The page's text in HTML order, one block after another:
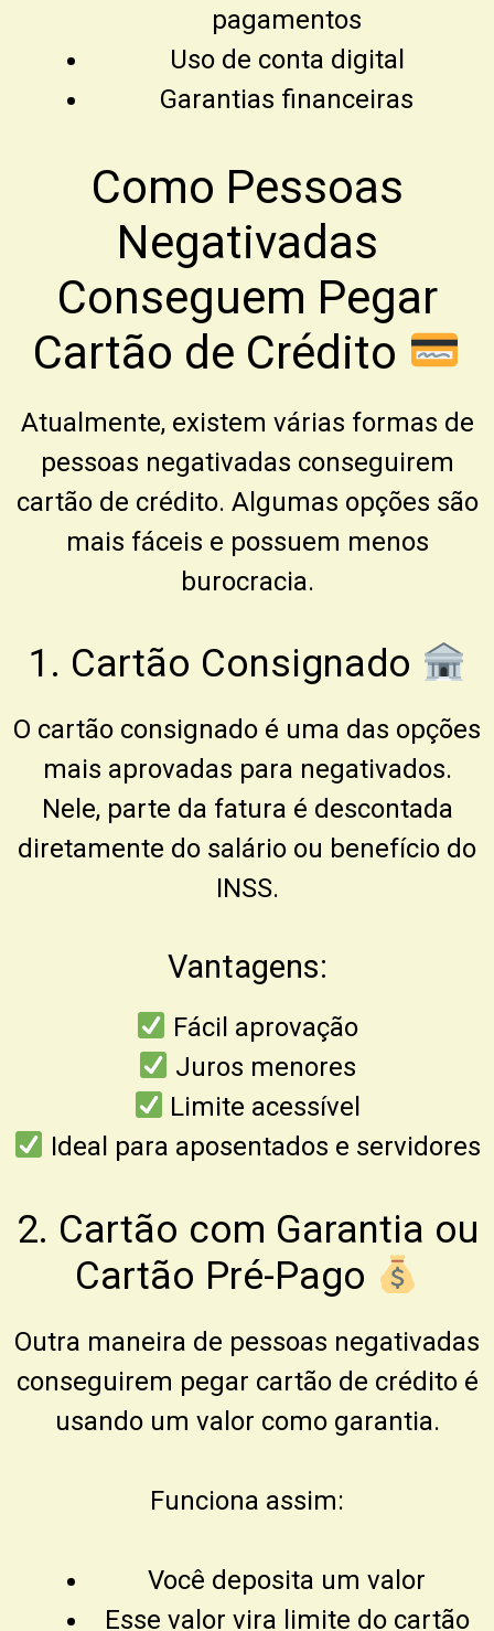
pagamentos
Uso de conta digital
Garantias financeiras
Como Pessoas
Negativadas
Conseguem Pegar
Cartão de Crédito
Atualmente, existem várias formas de
pessoas negativadas conseguirem
cartão de crédito. Algumas opções são
mais fáceis e possuem menos
burocracia.
1. Cartão Consignado
O cartão consignado é uma das opções
mais aprovadas para negativados.
Nele, parte da fatura é descontada
diretamente do salário ou benefício do
INSS.
Vantagens:
Fácil aprovação
Juros menores
Limite acessível
Ideal para aposentados e servidores
2. Cartão com Garantia ou
Cartão Pré-Pago
Outra maneira de pessoas negativadas
conseguirem pegar cartão de crédito é
usando um valor como garantia.
Funciona assim:
Você deposita um valor
Esse valor vira limite do cartão